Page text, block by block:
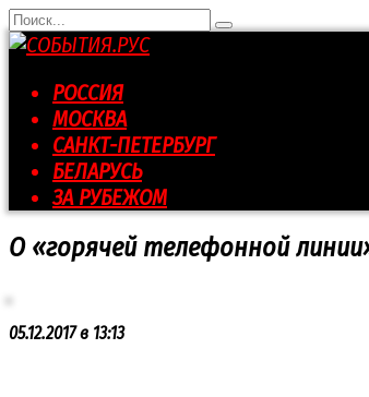
Перейти
к
контенту
Search
for:
РОССИЯ
МОСКВА
САНКТ-ПЕТЕРБУРГ
БЕЛАРУСЬ
ЗА РУБЕЖОМ
О «горячей телефонной
05.12.2017 в 13:13